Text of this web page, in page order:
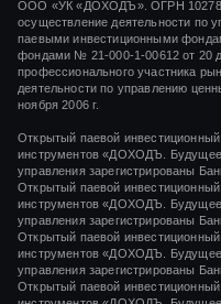
ООО «УК «ДОХОДЪ». ОГРН
осуществление деятельности по
паевыми инвестиционными
фондами № 21-000-1-00612 от 20
профессионального участника
деятельности по управлению
ноября 2006 г.
Открытый паевой
инструментов «ДОХОДЪ. Будущее
управления зарегистрированы
Открытый паевой
инструментов «ДОХОДЪ. Будущее
управления зарегистрированы
Открытый паевой
инструментов «ДОХОДЪ. Будущее
управления зарегистрированы
Открытый паевой